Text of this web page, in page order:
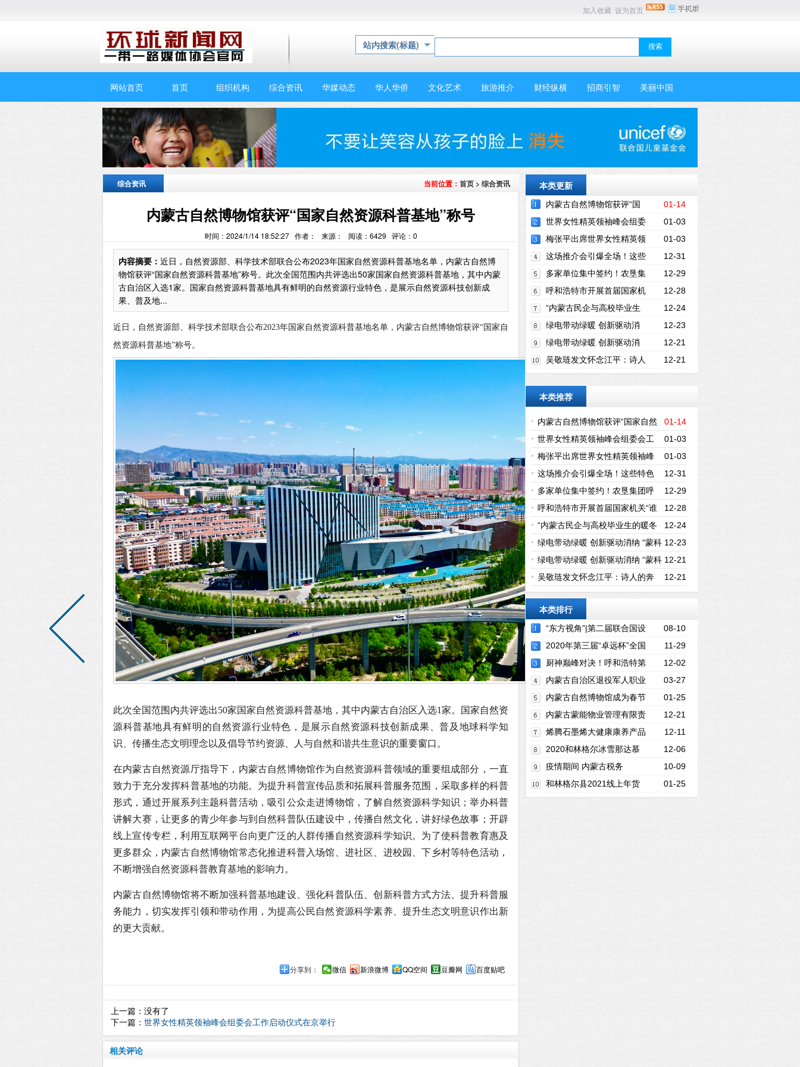
加入收藏 设为首页
站内搜索(标题)
网站首页 首页 组织机构 综合资讯 华媒动态 华人华侨 文化艺术 旅游推介 财经纵横 招商引智 美丽中国
综合资讯 当前位置： 首页 > 综合资讯
内蒙古自然博物馆获评“国家自然资源科普基地”称号
时间：2024/1/14 18:52:27 作者： 来源： 阅读： 6429 评论： 0
内容摘要： 近日，自然资源部、科学技术部联合公布2023年国家自然资源科普基地名单，内蒙古自然博
物馆获评“国家自然资源科普基地”称号。此次全国范围内共评选出50家国家自然资源科普基地，其中内蒙
古自治区入选1家。国家自然资源科普基地具有鲜明的自然资源行业特色，是展示自然资源科技创新成
果、普及地...
近日，自然资源部、科学技术部联合公布2023年国家自然资源科普基地名单，内蒙古自然博物馆获评“国家自
然资源科普基地”称号。
此次全国范围内共评选出50家国家自然资源科普基地，其中内蒙古自治区入选1家。国家自然资
源科普基地具有鲜明的自然资源行业特色，是展示自然资源科技创新成果、普及地球科学知
识、传播生态文明理念以及倡导节约资源、人与自然和谐共生意识的重要窗口。
在内蒙古自然资源厅指导下，内蒙古自然博物馆作为自然资源科普领域的重要组成部分，一直
致力于充分发挥科普基地的功能。为提升科普宣传品质和拓展科普服务范围，采取多样的科普
形式，通过开展系列主题科普活动，吸引公众走进博物馆，了解自然资源科学知识；举办科普
讲解大赛，让更多的青少年参与到自然科普队伍建设中，传播自然文化，讲好绿色故事；开辟
线上宣传专栏，利用互联网平台向更广泛的人群传播自然资源科学知识。为了使科普教育惠及
更多群众，内蒙古自然博物馆常态化推进科普入场馆、进社区、进校园、下乡村等特色活动，
不断增强自然资源科普教育基地的影响力。
内蒙古自然博物馆将不断加强科普基地建设、强化科普队伍、创新科普方式方法、提升科普服
务能力，切实发挥引领和带动作用，为提高公民自然资源科学素养、提升生态文明意识作出新
的更大贡献。
分享到： 微信 新浪微博 QQ空间 豆瓣网 百度贴吧
上一篇：没有了
下一篇： 世界女性精英领袖峰会组委会工作启动仪式在京举行
相关评论
本类更新
01-14
内蒙古自然博物馆获评“国
家自然资源科普基地”称号
01-03
世界女性精英领袖峰会组委
会工作启动仪式在京举行
01-03
梅张平出席世界女性精英领
袖峰会组委会启动仪式讲话
12-31
这场推介会引爆全场！这些
特色系列汽车赛事你了解多少
12-29
多家单位集中签约！农垦集
团呼和浩特市招商推介会圆满举行
12-28
呼和浩特市开展首届国家机
关“谁执法谁普法”履职报告评议系列活动
12-24
“内蒙古民企与高校毕业生
的暖冬之约——百城万企”民企高校携手促
就业
12-23
绿电带动绿暖 创新驱动消
纳 “蒙科聚”新型固体储热科技成果正式发
布
12-21
绿电带动绿暖 创新驱动消
纳 “蒙科聚”新型固体储热科技成果正式发
布
12-21
吴敬琏发文怀念江平：诗人
的奔放热情和法学家的严谨（全文）
本类推荐
01-14
内蒙古自然博物馆获评“国家自然
资源科普基地”称号
01-03
世界女性精英领袖峰会组委会工
作启动仪式在京举行
01-03
梅张平出席世界女性精英领袖峰
会组委会启动仪式讲话
12-31
这场推介会引爆全场！这些特色
系列汽车赛事你了解多少
12-29
多家单位集中签约！农垦集团呼
和浩特市招商推介会圆满举行
12-28
呼和浩特市开展首届国家机关“谁
执法谁普法”履职报告评议系列活动12-24
“内蒙古民企与高校毕业生的暖冬
之约——百城万企”民企高校携手促就业
12-23
绿电带动绿暖 创新驱动消纳 “蒙科
聚”新型固体储热科技成果正式发布12-21
绿电带动绿暖 创新驱动消纳 “蒙科
聚”新型固体储热科技成果正式发布12-21
吴敬琏发文怀念江平：诗人的奔
放热情和法学家的严谨（全文）
本类排行
08-10
“东方视角”|第二届联合国设
计峰会新闻发布会暨WAD世界青年大会
（深圳论坛）隆重举行
11-29
2020年第三届“卓远杯”全国
女排菁英邀请赛在呼市一中闭幕
12-02
厨神巅峰对决！呼和浩特第
四届餐饮业职工职业技能比赛举行
03-27
内蒙古自治区退役军人职业
技能培训基地在呼和浩特新东方烹饪学校
揭牌
01-25
内蒙古自然博物馆成为春节
热点打卡地
12-21
内蒙古蒙能物业管理有限责
任公司举办技能大赛 18个项目部代表队比
拼亮绝活
12-11
烯腾石墨烯大健康康养产品
集中亮相呼和浩特
12-06
2020和林格尔冰雪那达慕
―周冲冲冰雪乐园盛大开园
10-09
疫情期间 内蒙古税务
12366热线暖心服务“不打烊”
01-25
和林格尔县2021线上年货
节启动！将为农特产品销售插上了“云翅